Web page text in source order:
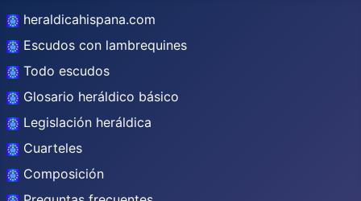
heraldicahispana.com
Escudos con lambrequines
Todo escudos
Glosario heráldico básico
Legislación heráldica
Cuarteles
Composición